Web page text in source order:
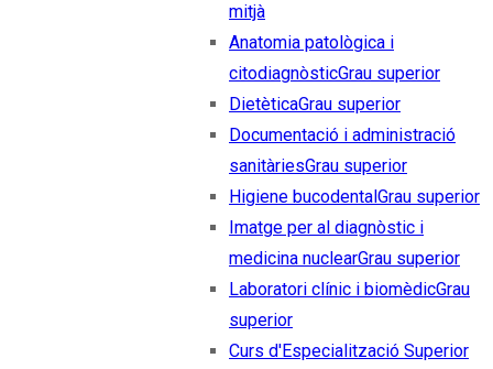
mitjà
Anatomia patològica i
citodiagnòsticGrau superior
DietèticaGrau superior
Documentació i administració
sanitàriesGrau superior
Higiene bucodentalGrau superior
Imatge per al diagnòstic i
medicina nuclearGrau superior
Laboratori clínic i biomèdicGrau
superior
Curs d'Especialització Superior